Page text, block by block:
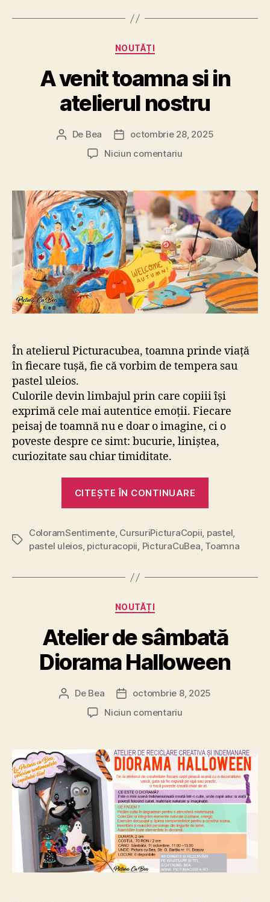
Categorii
NOUTĂȚI
A venit toamna si in
atelierul nostru
Autor
articol
De Bea
Dată
articol
octombrie 28, 2025
Niciun comentariula
toamna
si
in
atelierul
nostru
În atelierul Picturacubea, toamna prinde viață
în fiecare tușă, fie că vorbim de tempera sau
pastel uleios.
Culorile devin limbajul prin care copiii își
exprimă cele mai autentice emoții. Fiecare
peisaj de toamnă nu e doar o imagine, ci o
poveste despre ce simt: bucurie, liniștea,
curiozitate sau chiar timiditate.
CITEȘTE ÎN CONTINUARE
si
in
Etichete
ColoramSentimente, CursuriPicturaCopii, pastel,
pastel uleios, picturacopii, PicturaCuBea, Toamna
Categorii
NOUTĂȚI
Atelier de sâmbată
Diorama Halloween
Autor
articol
De Bea
Datăoctombrie 8, 2025
Niciun comentariula
sâmbată
Diorama
Halloween